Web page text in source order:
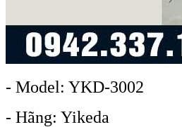
- Model: YKD-3002
- Hãng: Yikeda